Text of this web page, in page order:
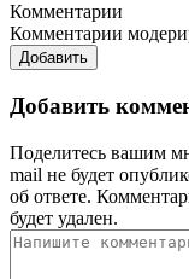
Комментарии
Комментарии
Добавить
Добавить
Поделитесь вашим
mail не будет
об ответе.
будет удален.